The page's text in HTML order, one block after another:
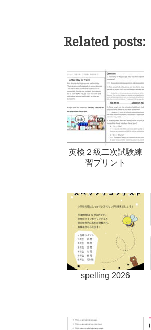
Related posts:
英検２級二次試験練
習プリント
spelling 2026